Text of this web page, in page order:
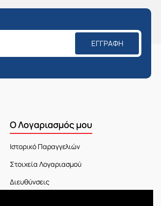
ΕΓΓΡΑΦΉ
Ο Λογαριασμός μου
Ιστορικό Παραγγελιών
Στοιχεία Λογαριασμού
Διευθύνσεις